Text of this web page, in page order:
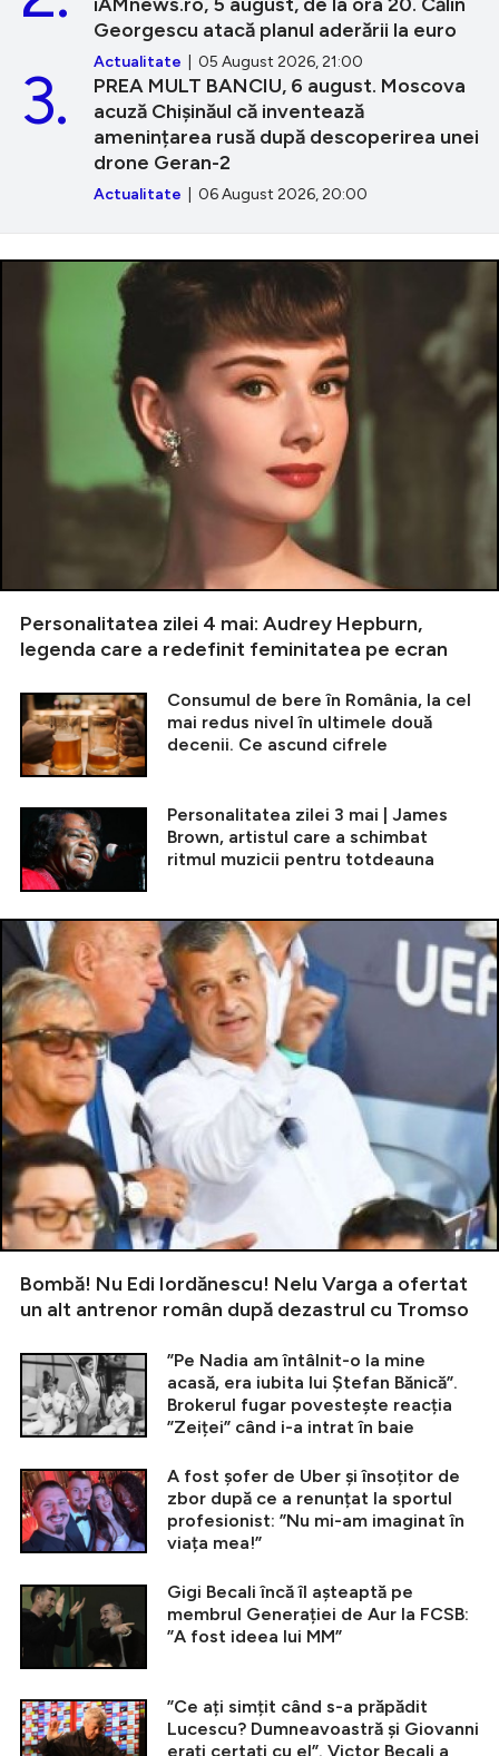
Georgescu atacă planul aderării la euro
Actualitate | 05 August 2026, 21:00
PREA MULT BANCIU, 6 august. Moscova
acuză Chișinăul că inventează
amenințarea rusă după descoperirea unei
drone Geran-2
Actualitate | 06 August 2026, 20:00
3.
Personalitatea zilei 4 mai: Audrey Hepburn,
legenda care a redefinit feminitatea pe ecran
Consumul de bere în România, la cel
mai redus nivel în ultimele două
decenii. Ce ascund cifrele
Personalitatea zilei 3 mai | James
Brown, artistul care a schimbat
ritmul muzicii pentru totdeauna
Bombă! Nu Edi Iordănescu! Nelu Varga a ofertat
un alt antrenor român după dezastrul cu Tromso
”Pe Nadia am întâlnit-o la mine
acasă, era iubita lui Ștefan Bănică”.
Brokerul fugar povestește reacția
”Zeiței” când i-a intrat în baie
A fost șofer de Uber și însoțitor de
zbor după ce a renunțat la sportul
profesionist: ”Nu mi-am imaginat în
viața mea!”
Gigi Becali încă îl așteaptă pe
membrul Generației de Aur la FCSB:
”A fost ideea lui MM”
”Ce ați simțit când s-a prăpădit
Lucescu? Dumneavoastră și Giovanni
erați certați cu el”. Victor Becali a